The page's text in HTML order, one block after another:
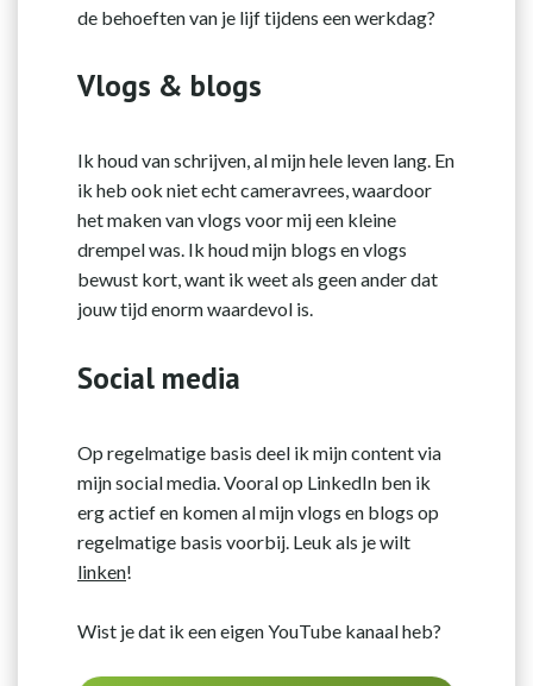
de behoeften van je lijf tijdens een werkdag?
Vlogs & blogs
Ik houd van schrijven, al mijn hele leven lang. En
ik heb ook niet echt cameravrees, waardoor
het maken van vlogs voor mij een kleine
drempel was. Ik houd mijn blogs en vlogs
bewust kort, want ik weet als geen ander dat
jouw tijd enorm waardevol is.
Social media
Op regelmatige basis deel ik mijn content via
mijn social media. Vooral op LinkedIn ben ik
erg actief en komen al mijn vlogs en blogs op
regelmatige basis voorbij. Leuk als je wilt
linken!
Wist je dat ik een eigen YouTube kanaal heb?